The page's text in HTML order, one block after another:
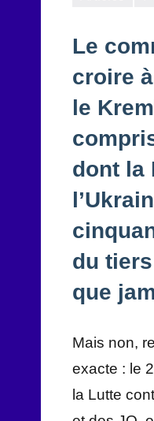
Le
croire
le
dont la
du
que
Mais non,
exacte : le
la Lutte